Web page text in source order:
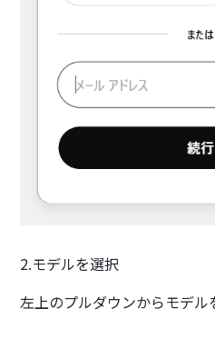
2.モデルを選択
左上のプルダウンからモデル